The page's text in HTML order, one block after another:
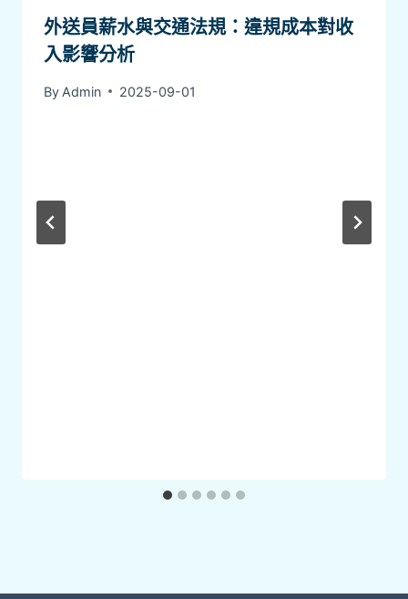
外送員薪水與交通法規：違規成本對收
入影響分析
By Admin 2025-09-01